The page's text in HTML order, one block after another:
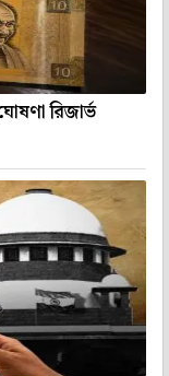
রিজার্ভ